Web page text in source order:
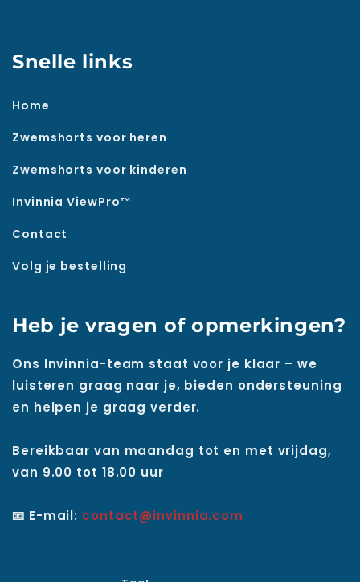
Snelle links
Home
Zwemshorts voor heren
Zwemshorts voor kinderen
Invinnia ViewPro™
Contact
Volg je bestelling
Heb je vragen of opmerkingen?
Ons Invinnia-team staat voor je klaar – we
luisteren graag naar je, bieden ondersteuning
en helpen je graag verder.
Bereikbaar van maandag tot en met vrijdag,
van 9.00 tot 18.00 uur
📧 E-mail: contact@invinnia.com